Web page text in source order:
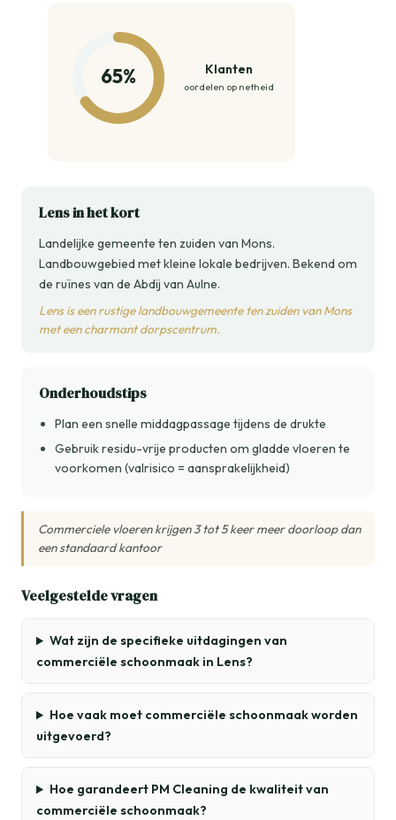
65% Klanten
oordelen op netheid
Lens in het kort
Landelijke gemeente ten zuiden van Mons.
Landbouwgebied met kleine lokale bedrijven. Bekend om
de ruïnes van de Abdij van Aulne.
Lens is een rustige landbouwgemeente ten zuiden van Mons
met een charmant dorpscentrum.
Onderhoudstips
Plan een snelle middagpassage tijdens de drukte
Gebruik residu-vrije producten om gladde vloeren te
voorkomen (valrisico = aansprakelijkheid)
Commerciele vloeren krijgen 3 tot 5 keer meer doorloop dan
een standaard kantoor
Veelgestelde vragen
Wat zijn de specifieke uitdagingen van
commerciële schoonmaak in Lens?
Hoe vaak moet commerciële schoonmaak worden
uitgevoerd?
Hoe garandeert PM Cleaning de kwaliteit van
commerciële schoonmaak?